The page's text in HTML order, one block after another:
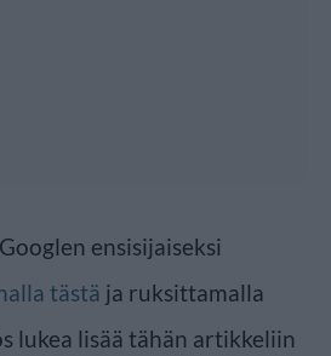
ensisijaiseksi
tästä ja ruksittamalla
lukea lisää tähän artikkeliin